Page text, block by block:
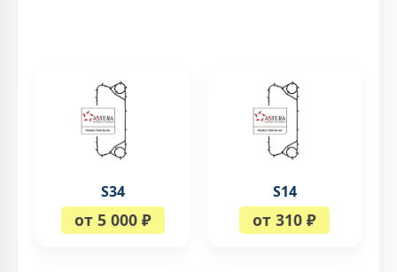
S34
от 5 000 ₽
S14
от 310 ₽